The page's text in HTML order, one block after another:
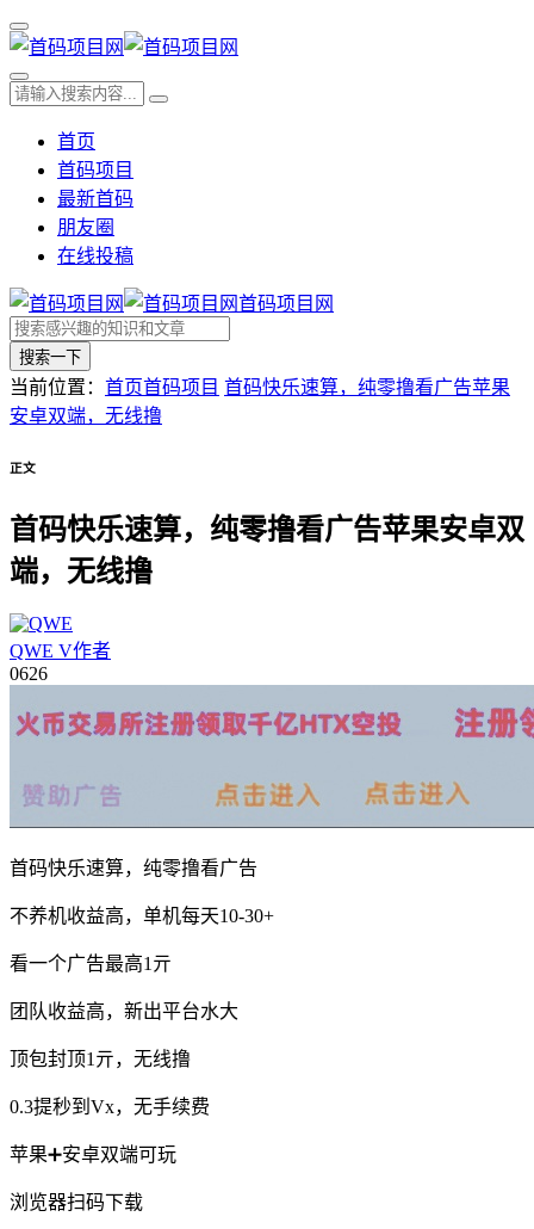
首页
首码项目
最新首码
朋友圈
在线投稿
首码项目网
搜索一下
当前位置： 首页首码项目 首码快乐速算，纯零撸看广告苹果
安卓双端，无线撸
正文
首码快乐速算，纯零撸看广告苹果安卓双
端，无线撸
QWE V作者
0626
首码快乐速算，纯零撸看广告
不养机收益高，单机每天10-30+
看一个广告最高1亓
团队收益高，新出平台水大
顶包封顶1亓，无线撸
0.3提秒到Vx，无手续费
苹果➕安卓双端可玩
浏览器扫码下载